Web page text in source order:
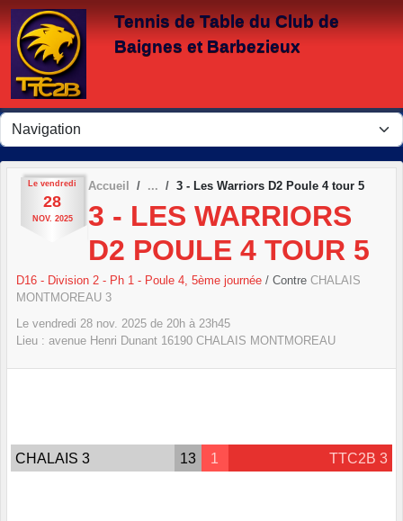
Tennis de Table du Club de
Baignes et Barbezieux
Le vendredi
28
NOV. 2025
Accueil 3 - Les Warriors D2 Poule 4 tour 5
3 - LES WARRIORS
D2 POULE 4 TOUR 5
D16 - Division 2 - Ph 1 - Poule 4, 5ème journée / Contre CHALAIS
MONTMOREAU 3
Le vendredi 28 nov. 2025 de 20h à 23h45
Lieu : avenue Henri Dunant 16190 CHALAIS MONTMOREAU
CHALAIS 3 13 1 TTC2B 3
Panneau de gestion des cookies